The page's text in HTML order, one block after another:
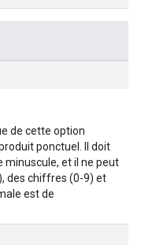
de cette option
ponctuel. Il doit
et il ne peut
des chiffres (0-9) et
est de